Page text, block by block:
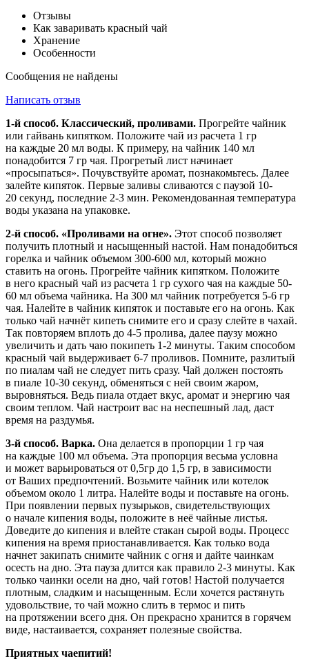
Отзывы
Как заваривать красный чай
Хранение
Особенности
Сообщения не найдены
Написать отзыв
1-й способ. Классический, проливами. Прогрейте чайник
или гайвань кипятком. Положите чай из расчета 1 гр
на каждые 20 мл воды. К примеру, на чайник 140 мл
понадобится 7 гр чая. Прогретый лист начинает
«просыпаться». Почувствуйте аромат, познакомьтесь. Далее
залейте кипяток. Первые заливы сливаются с паузой 10-
20 секунд, последние 2-3 мин. Рекомендованная температура
воды указана на упаковке.
2-й способ. «Проливами на огне». Этот способ позволяет
получить плотный и насыщенный настой. Нам понадобиться
горелка и чайник объемом 300-600 мл, который можно
ставить на огонь. Прогрейте чайник кипятком. Положите
в него красный чай из расчета 1 гр сухого чая на каждые 50-
60 мл объема чайника. На 300 мл чайник потребуется 5-6 гр
чая. Налейте в чайник кипяток и поставьте его на огонь. Как
только чай начнёт кипеть снимите его и сразу слейте в чахай.
Так повторяем вплоть до 4-5 пролива, далее паузу можно
увеличить и дать чаю покипеть 1-2 минуты. Таким способом
красный чай выдерживает 6-7 проливов. Помните, разлитый
по пиалам чай не следует пить сразу. Чай должен постоять
в пиале 10-30 секунд, обменяться с ней своим жаром,
выровняться. Ведь пиала отдает вкус, аромат и энергию чая
своим теплом. Чай настроит вас на неспешный лад, даст
время на раздумья.
3-й способ. Варка. Она делается в пропорции 1 гр чая
на каждые 100 мл объема. Эта пропорция весьма условна
и может варьироваться от 0,5гр до 1,5 гр, в зависимости
от Ваших предпочтений. Возьмите чайник или котелок
объемом около 1 литра. Налейте воды и поставьте на огонь.
При появлении первых пузырьков, свидетельствующих
о начале кипения воды, положите в неё чайные листья.
Доведите до кипения и влейте стакан сырой воды. Процесс
кипения на время приостанавливается. Как только вода
начнет закипать снимите чайник с огня и дайте чаинкам
осесть на дно. Эта пауза длится как правило 2-3 минуты. Как
только чаинки осели на дно, чай готов! Настой получается
плотным, сладким и насыщенным. Если хочется растянуть
удовольствие, то чай можно слить в термос и пить
на протяжении всего дня. Он прекрасно хранится в горячем
виде, настаивается, сохраняет полезные свойства.
Приятных чаепитий!